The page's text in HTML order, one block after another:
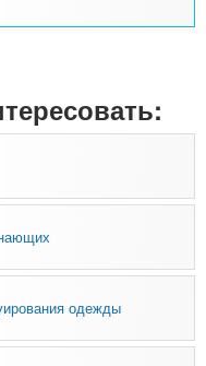
одежды